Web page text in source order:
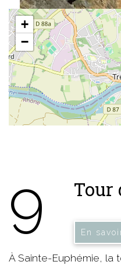
+
−
9 Tour
En
À Sainte-Euphémie, la